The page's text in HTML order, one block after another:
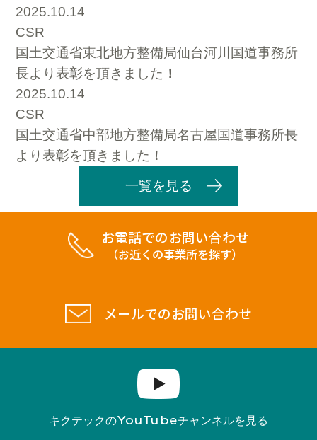
2025.10.14
CSR
国土交通省東北地方整備局仙台河川国道事務所
長より表彰を頂きました！
2025.10.14
CSR
国土交通省中部地方整備局名古屋国道事務所長
より表彰を頂きました！
一覧を見る
お電話でのお問い合わせ
（お近くの事業所を探す）
メールでのお問い合わせ
キクテックのYouTubeチャンネルを見る